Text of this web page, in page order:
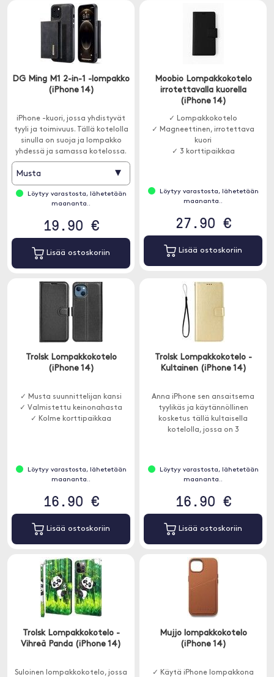
DG Ming M1 2-in-1 -lompakko
(iPhone 14)
iPhone -kuori, jossa yhdistyvät
tyyli ja toimivuus. Tällä kotelolla
sinulla on suoja ja lompakko
yhdessä ja samassa kotelossa.
Musta ▾
Löytyy varastosta, lähetetään
maananta..
19.90 €
Lisää ostoskoriin
Moobio Lompakkokotelo
irrotettavalla kuorella
(iPhone 14)
✓ Lompakkokotelo
✓ Magneettinen, irrotettava
kuori
✓ 3 korttipaikkaa
Löytyy varastosta, lähetetään
maananta..
27.90 €
Lisää ostoskoriin
Trolsk Lompakkokotelo
(iPhone 14)
✓ Musta suunnittelijan kansi
✓ Valmistettu keinonahasta
✓ Kolme korttipaikkaa
Löytyy varastosta, lähetetään
maananta..
16.90 €
Lisää ostoskoriin
Trolsk Lompakkokotelo -
Kultainen (iPhone 14)
Anna iPhone sen ansaitsema
tyylikäs ja käytännöllinen
kosketus tällä kultaisella
kotelolla, jossa on 3
Löytyy varastosta, lähetetään
maananta..
16.90 €
Lisää ostoskoriin
Trolsk Lompakkokotelo -
Vihreä Panda (iPhone 14)
Suloinen lompakkokotelo, jossa
Mujjo lompakkokotelo
(iPhone 14)
✓ Käytä iPhone lompakkona